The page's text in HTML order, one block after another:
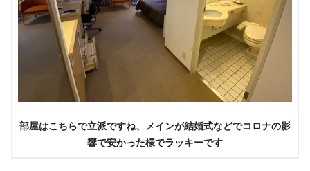
部屋はこちらで立派ですね、メインが結婚式などでコロナの影
響で安かった様でラッキーです